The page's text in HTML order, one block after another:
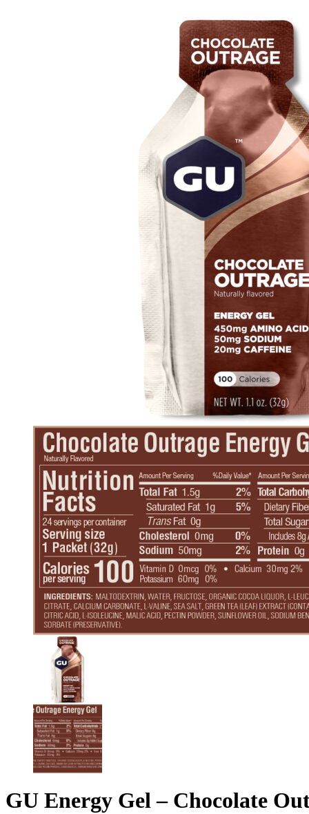
GU Energy Gel – Chocolate